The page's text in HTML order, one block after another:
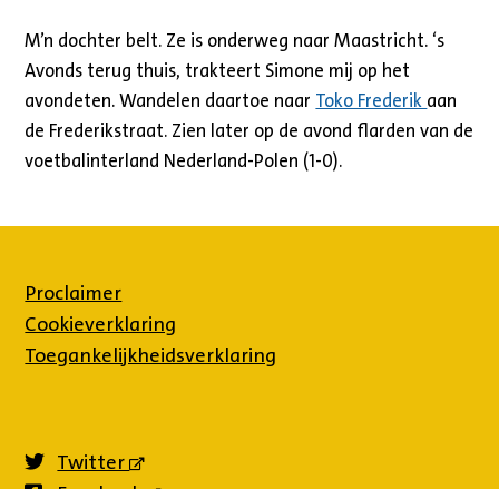
M’n dochter belt. Ze is onderweg naar Maastricht. ‘s
Avonds terug thuis, trakteert Simone mij op het
avondeten. Wandelen daartoe naar Toko Frederik aan
de Frederikstraat. Zien later op de avond flarden van de
voetbalinterland Nederland-Polen (1-0).
Proclaimer
Cookieverklaring
Toegankelijkheidsverklaring
Twitter
(externe